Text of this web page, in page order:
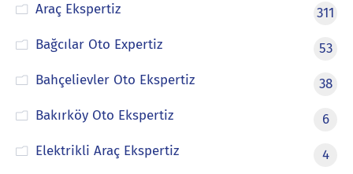
Araç Ekspertiz
311
Bağcılar Oto Expertiz
53
Bahçelievler Oto Ekspertiz
38
Bakırköy Oto Ekspertiz
6
Elektrikli Araç Ekspertiz
4